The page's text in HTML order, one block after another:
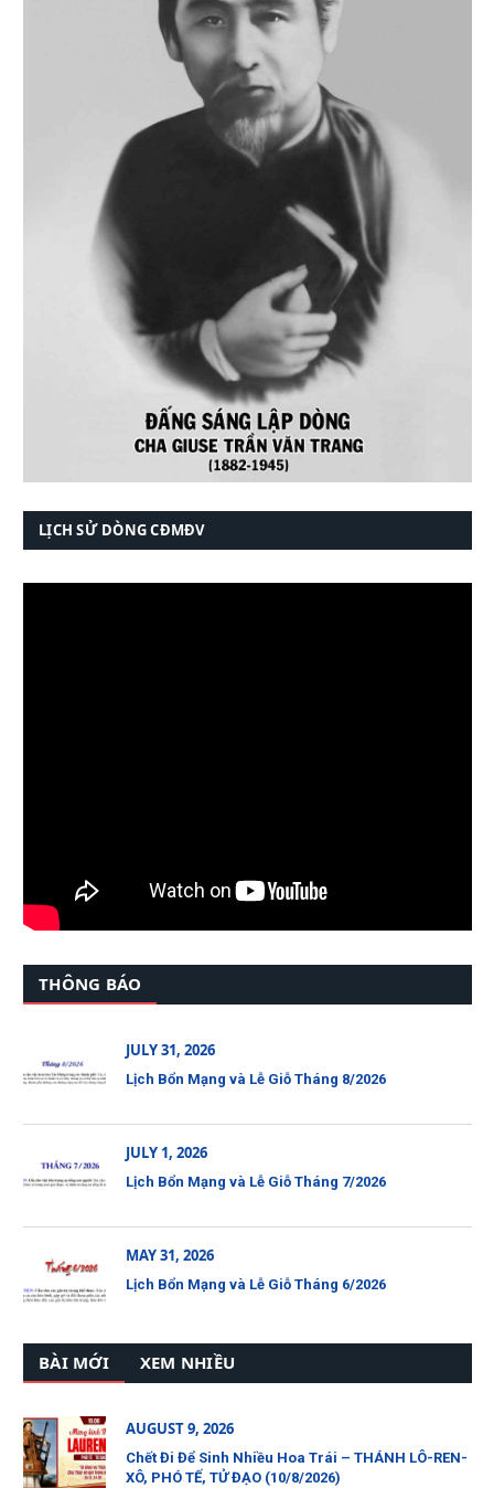
LỊCH SỬ DÒNG CĐMĐV
THÔNG BÁO
JULY 31, 2026
Lịch Bổn Mạng và Lễ Giỗ Tháng 8/2026
JULY 1, 2026
Lịch Bổn Mạng và Lễ Giỗ Tháng 7/2026
MAY 31, 2026
Lịch Bổn Mạng và Lễ Giỗ Tháng 6/2026
BÀI MỚI XEM NHIỀU
AUGUST 9, 2026
Chết Đi Để Sinh Nhiều Hoa Trái – THÁNH LÔ-REN-
XÔ, PHÓ TẾ, TỬ ĐẠO (10/8/2026)